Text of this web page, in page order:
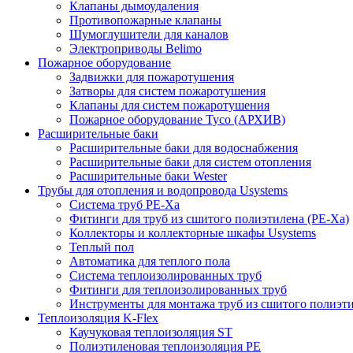
Клапаны дымоудаления
Противопожарные клапаны
Шумоглушители для каналов
Электроприводы Belimo
Пожарное оборудование
Задвижки для пожаротушения
Затворы для систем пожаротушения
Клапаны для систем пожаротушения
Пожарное оборудование Tyco (АРХИВ)
Расширительные баки
Расширительные баки для водоснабжения
Расширительные баки для систем отопления
Расширительные баки Wester
Трубы для отопления и водопровода Usystems
Система труб PE-Xa
Фитинги для труб из сшитого полиэтилена (PE-Xa)
Коллекторы и коллекторные шкафы Usystems
Теплый пол
Автоматика для теплого пола
Система теплоизолированных труб
Фитинги для теплоизолированных труб
Инструменты для монтажа труб из сшитого
Теплоизоляция K-Flex
Каучуковая теплоизоляция ST
Полиэтиленовая теплоизоляция PE